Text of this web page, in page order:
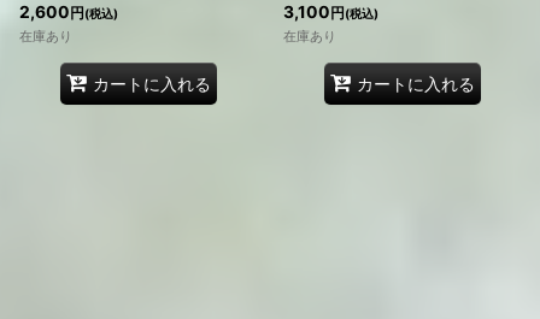
2,600 円 (税込)
在庫あり
カートに入れる
3,100 円 (税込)
在庫あり
カートに入れる